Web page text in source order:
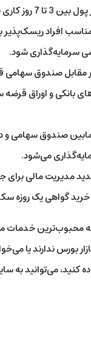
واریز می‌شود.
افراد ریسک‌پذیر
بانکی و اوراق
صندوق سهامی و
مدیریت مالی
محبوب‌ترین خدمات
ندارند یا
می‌توانید به